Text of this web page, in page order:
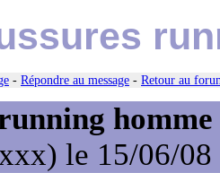
- Répondre au message - Retour au
le 15/06/08